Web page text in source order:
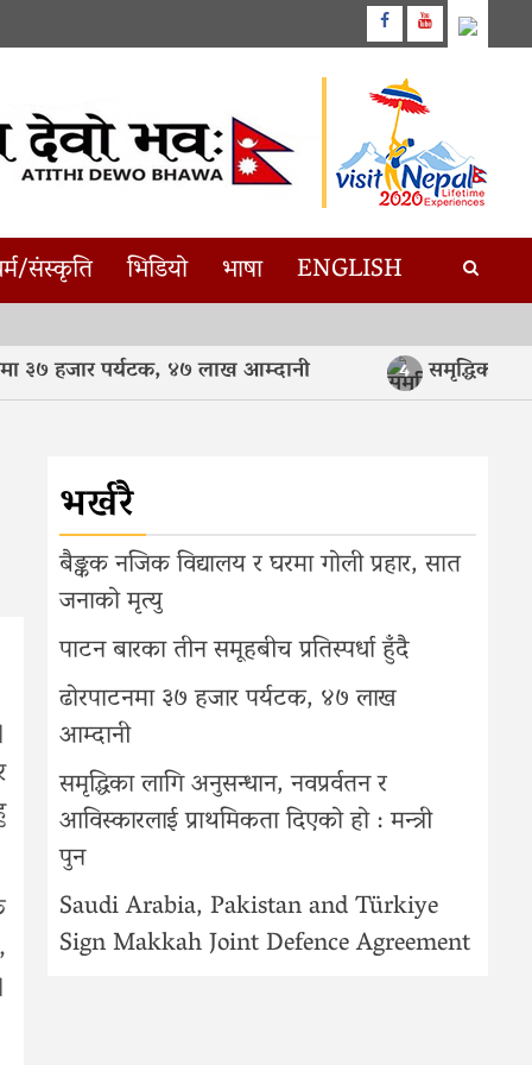
Facebook
Youtube
संस्कृति भिडियो भाषा ENGLISH
हजार पर्यटक, ४७ लाख आम्दानी
समृद्धिका लागि
भर्खरै
बैङ्कक नजिक विद्यालय र घरमा गोली प्रहार, सात
जनाको मृत्यु
पाटन बारका तीन समूहबीच प्रतिस्पर्धा हुँदै
ढोरपाटनमा ३७ हजार पर्यटक, ४७ लाख
आम्दानी
समृद्धिका लागि अनुसन्धान, नवप्रर्वतन र
आविस्कारलाई प्राथमिकता दिएको हो : मन्त्री
पुन
Saudi Arabia, Pakistan and Türkiye
Sign Makkah Joint Defence Agreement